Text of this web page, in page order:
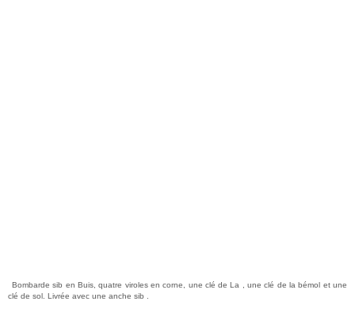
Bombarde sib en Buis, quatre viroles en corne, une clé de La , une clé de la bémol et une
clé de sol. Livrée avec une anche sib .